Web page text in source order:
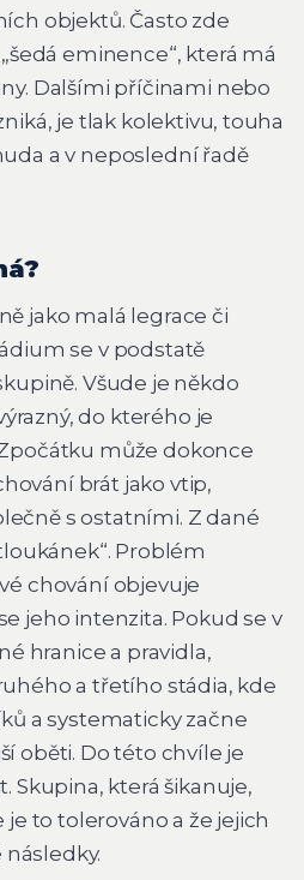
objektů. Často zde
eminence“, která má
Dalšími příčinami nebo
je tlak kolektivu, touha
a v neposlední řadě
jako malá legrace či
se v podstatě
Všude je někdo
do kterého je
může dokonce
brát jako vtip,
s ostatními. Z dané
Problém
chování objevuje
jeho intenzita. Pokud se v
hranice a pravidla,
a třetího stádia, kde
a systematicky začne
oběti. Do této chvíle je
Skupina, která šikanuje,
to tolerováno a že jejich